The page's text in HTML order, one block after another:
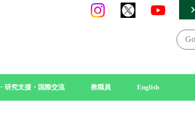
研究支援・国際交流 教職員 English